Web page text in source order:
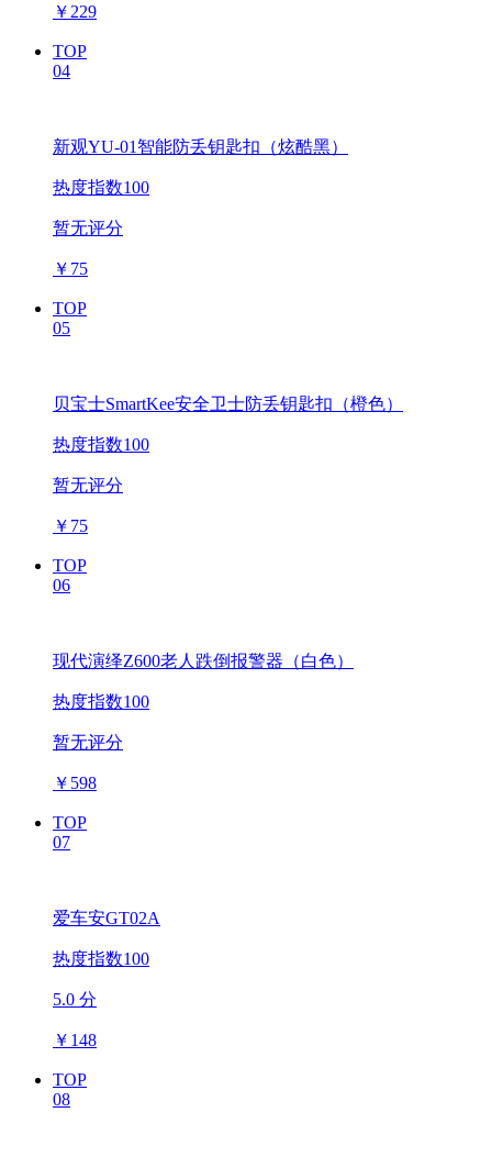
￥ 229
TOP
04
新观YU-01智能防丢钥匙扣（炫酷黑）
热度指数100
暂无评分
￥ 75
TOP
05
贝宝士SmartKee安全卫士防丢钥匙扣（橙色）
热度指数100
暂无评分
￥ 75
TOP
06
现代演绎Z600老人跌倒报警器（白色）
热度指数100
暂无评分
￥ 598
TOP
07
爱车安GT02A
热度指数100
5.0 分
￥ 148
TOP
08